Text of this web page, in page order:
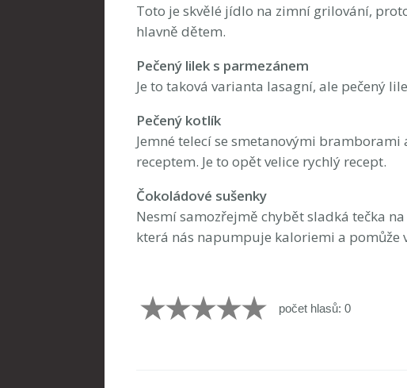
Toto je skvělé jídlo na zimní grilování,
hlavně dětem.
Pečený lilek s parmezánem
Je to taková varianta lasagní, ale pečený
Pečený kotlík
Jemné telecí se smetanovými
receptem. Je to opět velice rychlý recept.
Čokoládové sušenky
Nesmí samozřejmě chybět sladká tečka
která nás napumpuje kaloriemi a pomůže
počet hlasů: 0